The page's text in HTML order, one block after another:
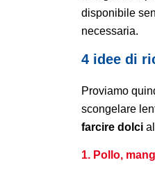
disponibile
necessaria.
4 idee di
Proviamo
scongelare
farcire dolci
1. Pollo,